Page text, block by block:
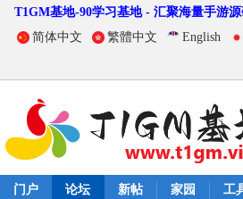
T1GM基地-90学习基地 - 汇聚海量手游
简体中文
繁體中文 English
门户 论坛 新帖 家园 工